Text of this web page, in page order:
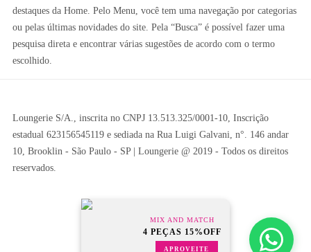
MIX AND MATCH
4 PEÇAS 15%OFF
APROVEITE
destaques da Home. Pelo Menu, você tem uma navegação por categorias
ou pelas últimas novidades do site. Pela “Busca” é possível fazer uma
pesquisa direta e encontrar várias sugestões de acordo com o termo
escolhido.
Loungerie S/A., inscrita no CNPJ 13.513.325/0001-10, Inscrição
estadual 623156545119 e sediada na Rua Luigi Galvani, n°. 146 andar
10, Brooklin - São Paulo - SP | Loungerie @ 2019 - Todos os direitos
reservados.